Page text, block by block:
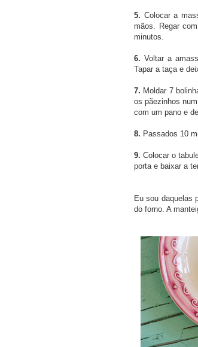
5. Colocar a
mãos. Regar
minutos.
6. Voltar a
Tapar a taça e
7. Moldar 7
os pãezinhos
com um pano e
8. Passados 10
9. Colocar o
porta e baixar a
Eu sou daquelas
do forno. A